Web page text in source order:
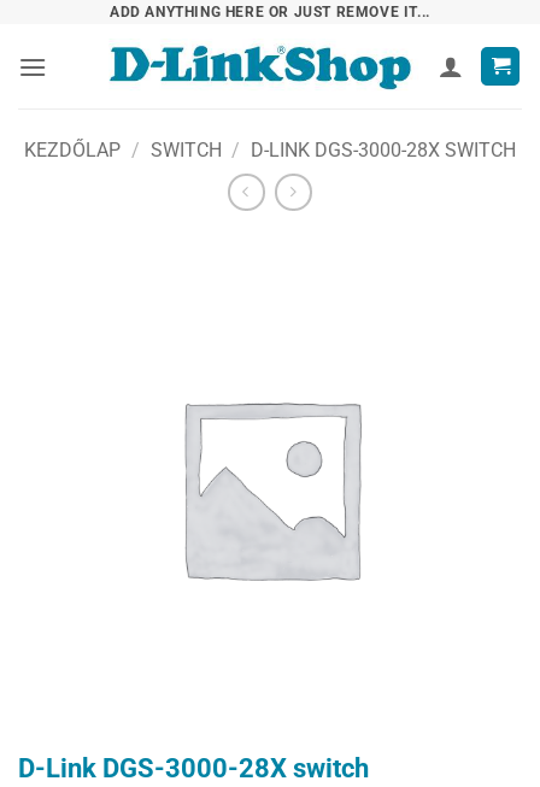
content
ADD ANYTHING HERE OR JUST REMOVE IT...
KEZDŐLAP / SWITCH / D-LINK DGS-3000-28X SWITCH
D-Link DGS-3000-28X switch